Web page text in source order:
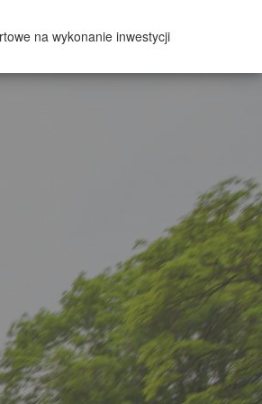
na wykonanie inwestycji